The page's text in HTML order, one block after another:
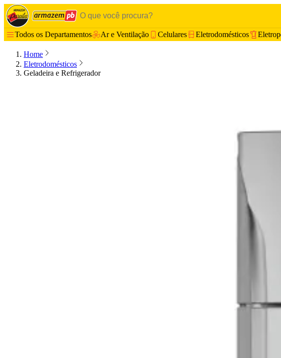
Todos os Departamentos Ar e Ventilação Celulares Eletrodomésticos
Home
Eletrodomésticos
Geladeira e Refrigerador